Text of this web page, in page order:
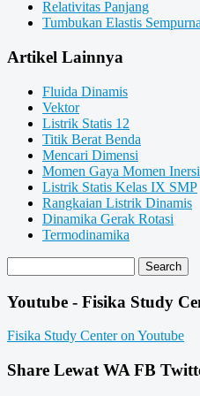
Relativitas Panjang
Tumbukan Elastis
Artikel Lainnya
Fluida Dinamis
Vektor
Listrik Statis 12
Titik Berat Benda
Mencari Dimensi
Momen Gaya Momen
Listrik Statis Kelas IX SMP
Rangkaian Listrik Dinamis
Dinamika Gerak Rotasi
Termodinamika
Youtube - Fisika Study
Fisika Study Center on Youtube
Share Lewat WA FB